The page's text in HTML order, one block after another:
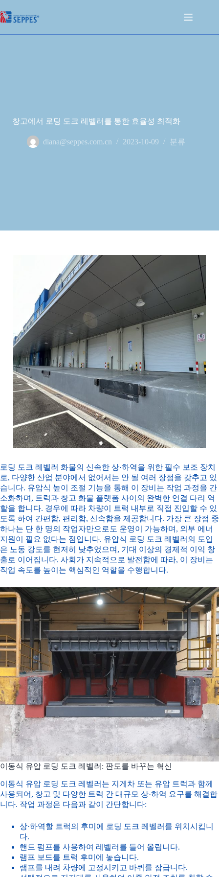
창고에서 로딩 도크 레벨러를 통한 효율성 최적화
diana@seppes.com.cn 2023-10-09 분류
로딩 도크 레벨러 화물의 신속한 상·하역을 위한 필수 보조 장치
로, 다양한 산업 분야에서 없어서는 안 될 여러 장점을 갖추고 있
습니다. 유압식 높이 조절 기능을 통해 이 장비는 작업 과정을 간
소화하며, 트럭과 창고 화물 플랫폼 사이의 완벽한 연결 다리 역
할을 합니다. 경우에 따라 차량이 트럭 내부로 직접 진입할 수 있
도록 하여 간편함, 편리함, 신속함을 제공합니다. 가장 큰 장점 중
하나는 단 한 명의 작업자만으로도 운영이 가능하며, 외부 에너
지원이 필요 없다는 점입니다. 유압식 로딩 도크 레벨러의 도입
은 노동 강도를 현저히 낮추었으며, 기대 이상의 경제적 이익 창
출로 이어집니다. 사회가 지속적으로 발전함에 따라, 이 장비는
작업 속도를 높이는 핵심적인 역할을 수행합니다.
이동식 유압 로딩 도크 레벨러: 판도를 바꾸는 혁신
이동식 유압 로딩 도크 레벨러는 지게차 또는 유압 트럭과 함께
사용되어, 창고 및 다양한 트럭 간 대규모 상·하역 요구를 해결합
니다. 작업 과정은 다음과 같이 간단합니다:
상·하역할 트럭의 후미에 로딩 도크 레벨러를 위치시킵니
다.
핸드 펌프를 사용하여 레벨러를 들어 올립니다.
램프 보드를 트럭 후미에 놓습니다.
램프를 내려 차량에 고정시키고 바퀴를 잠급니다.